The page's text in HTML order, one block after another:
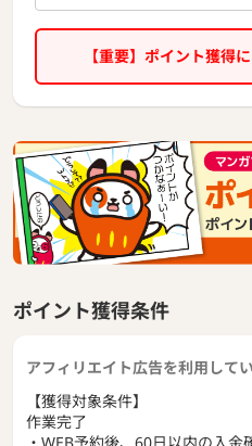
【重要】ポイント獲得
ポイント獲得条件
アフィリエイト広告を利用して
【獲得対象条件】
作業完了
・WEB予約後、60日以内の入金